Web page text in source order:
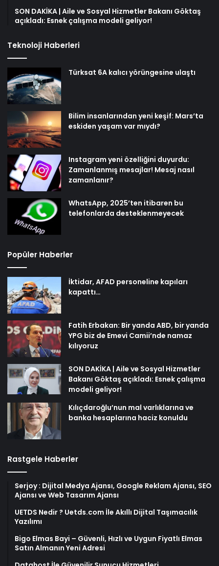
SON DAKİKA | Aile ve Sosyal Hizmetler Bakanı Göktaş
açıkladı: Esnek çalışma modeli geliyor!
Teknoloji Haberleri
Türksat 6A kalıcı yörüngesine ulaştı
Bilim insanlarından yeni keşif: Mars’ta
eskiden yaşam var mıydı?
Instagram yeni özelliğini duyurdu:
Zamanlanmış mesajlar! Mesaj nasıl
zamanlanır?
WhatsApp, 2025’ten itibaren bu
telefonlarda desteklenmeyecek
Popüler Haberler
İktidar, AFAD personeline kapıları
kapattı…
Fatih Erbakan: Bir yanda ABD, bir yanda
YPG biz de Emevi Camii’nde namaz
kılıyoruz
SON DAKİKA | Aile ve Sosyal Hizmetler
Bakanı Göktaş açıkladı: Esnek çalışma
modeli geliyor!
Kılıçdaroğlu’nun mal varlıklarına ve
banka hesaplarına haciz konuldu
Rastgele Haberler
Serjoy : Dijital Medya Ajansı, Google Reklam Ajansı, SEO
Ajansı ve Web Tasarım Ajansı
UETDS Nedir ? Uetds.com İle Akıllı Dijital Taşımacılık
Yazılımı
Bigo Elmas Bayi – Güvenli, Hızlı ve Uygun Fiyatlı Elmas
Satın Almanın Yeni Adresi